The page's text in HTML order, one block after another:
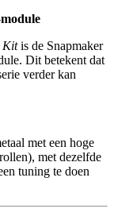
Kitis de Snapmaker
Dit betekent dat
verder kan
met een hoge
met dezelfde
tuning te doen